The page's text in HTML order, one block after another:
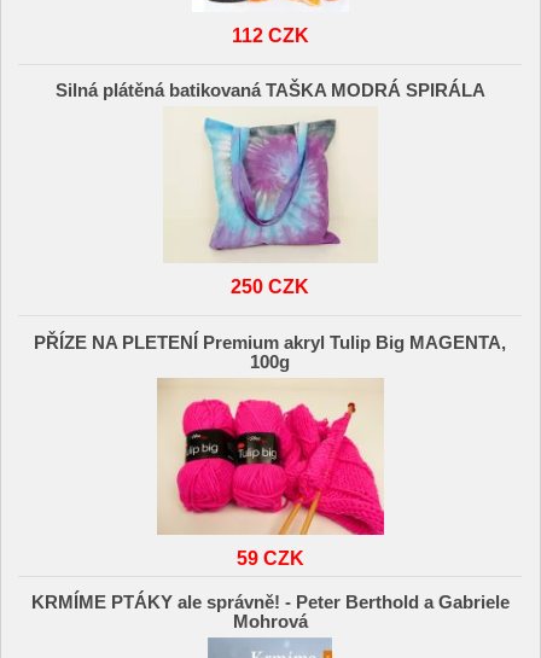
112 CZK
Silná plátěná batikovaná TAŠKA MODRÁ SPIRÁLA
250 CZK
PŘÍZE NA PLETENÍ Premium akryl Tulip Big MAGENTA,
100g
59 CZK
KRMÍME PTÁKY ale správně! - Peter Berthold a Gabriele
Mohrová